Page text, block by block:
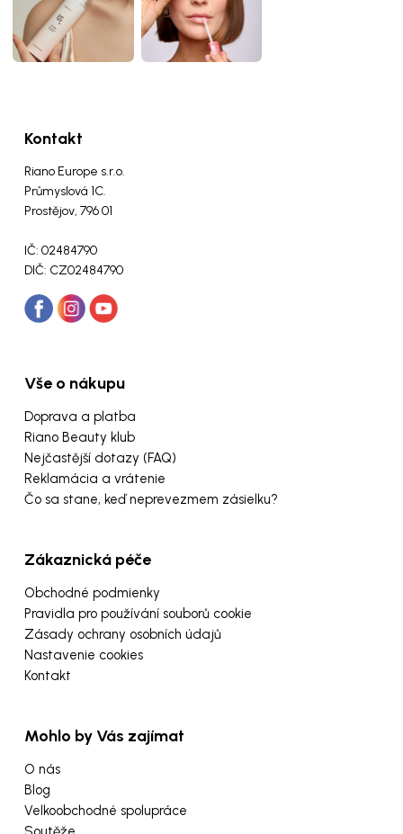
Kontakt
Riano Europe s.r.o.
Průmyslová 1C.
Prostějov, 796 01
IČ: 02484790
DIČ: CZ02484790
Vše o nákupu
Doprava a platba
Riano Beauty klub
Nejčastější dotazy (FAQ)
Reklamácia a vrátenie
Čo sa stane, keď neprevezmem zásielku?
Zákaznická péče
Obchodné podmienky
Pravidla pro používání souborů cookie
Zásady ochrany osobních údajů
Nastavenie cookies
Kontakt
Mohlo by Vás zajímat
O nás
Blog
Velkoobchodné spolupráce